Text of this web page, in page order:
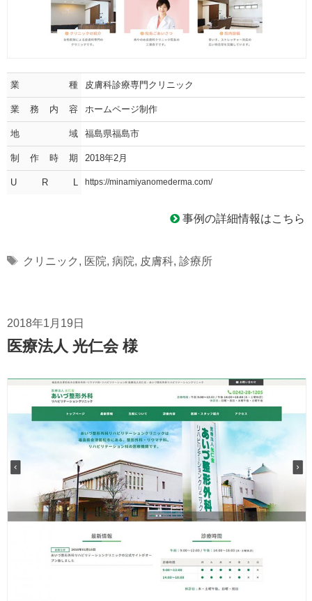
業種 皮膚科診療専門クリニック
業務内容 ホームページ制作
地域 福島県福島市
制作時期 2018年2月
U R L https://minamiyanomederma.com/
事例の詳細情報はこちら
Tags
クリニック , 医院, 病院, 皮膚科, 診療所
2018年1月19日
医療法人 光仁会 様